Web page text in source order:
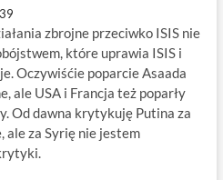
zbrojne przeciwko ISIS nie
które uprawia ISIS i
Oczywiśćie poparcie Asaada
ale USA i Francja też poparły
Od dawna krytykuję Putina za
ale za Syrię nie jestem